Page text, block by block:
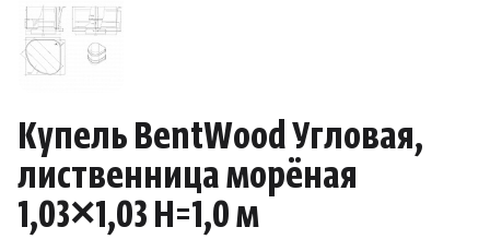
Ароматы
Интерьер
Инфракрасные сауны
Купель BentWood Угловая,
лиственница морёная
1,03×1,03 H=1,0 м